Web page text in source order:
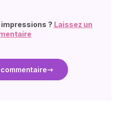
impressions ? Laissez un